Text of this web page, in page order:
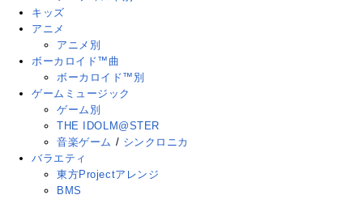
キッズ
アニメ
アニメ別
ボーカロイド™曲
ボーカロイド™別
ゲームミュージック
ゲーム別
THE IDOLM@STER
音楽ゲーム / シンクロニカ
バラエティ
東方Projectアレンジ
BMS